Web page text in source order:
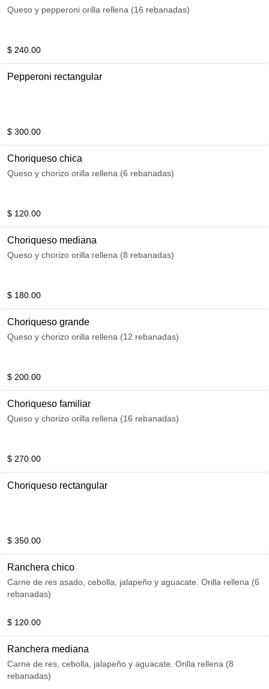
Queso y pepperoni orilla rellena (16 rebanadas)
$ 240.00
Pepperoni rectangular
$ 300.00
Choriqueso chica
Queso y chorizo orilla rellena (6 rebanadas)
$ 120.00
Choriqueso mediana
Queso y chorizo orilla rellena (8 rebanadas)
$ 180.00
Choriqueso grande
Queso y chorizo orilla rellena (12 rebanadas)
$ 200.00
Choriqueso familiar
Queso y chorizo orilla rellena (16 rebanadas)
$ 270.00
Choriqueso rectangular
$ 350.00
Ranchera chico
Carne de res asado, cebolla, jalapeño y aguacate. Orilla rellena (6
rebanadas)
$ 120.00
Ranchera mediana
Carne de res, cebolla, jalapeño y aguacate. Orilla rellena (8
rebanadas)